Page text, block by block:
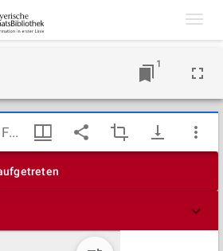
1
TypeError: Failed to fetch